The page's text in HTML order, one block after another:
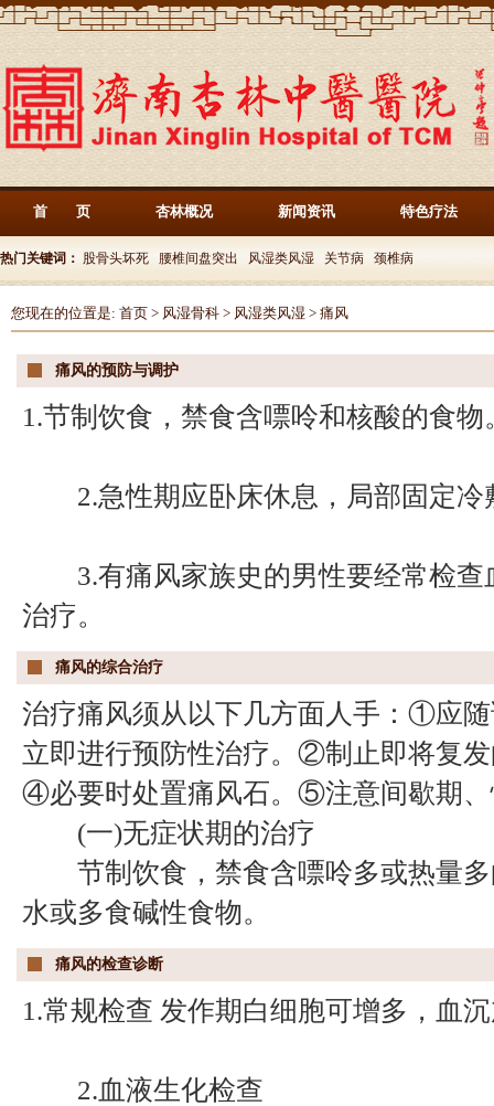
首 页 杏林概况 新闻资讯 特色疗法
热门关键词： 股骨头坏死 腰椎间盘突出 风湿类风湿 关节病 颈椎病
您现在的位置是: 首页 > 风湿骨科 > 风湿类风湿 > 痛风
痛风的预防与调护
1.节制饮食，禁食含嘌呤和核酸的食物
2.急性期应卧床休息，局部固定冷
3.有痛风家族史的男性要经常检查
治疗。
痛风的综合治疗
治疗痛风须从以下几方面人手：①应
立即进行预防性治疗。②制止即将复
④必要时处置痛风石。⑤注意间歇期
(一)无症状期的治疗
节制饮食，禁食含嘌呤多或热量多
水或多食碱性食物。
痛风的检查诊断
1.常规检查 发作期白细胞可增多，血
2.血液生化检查